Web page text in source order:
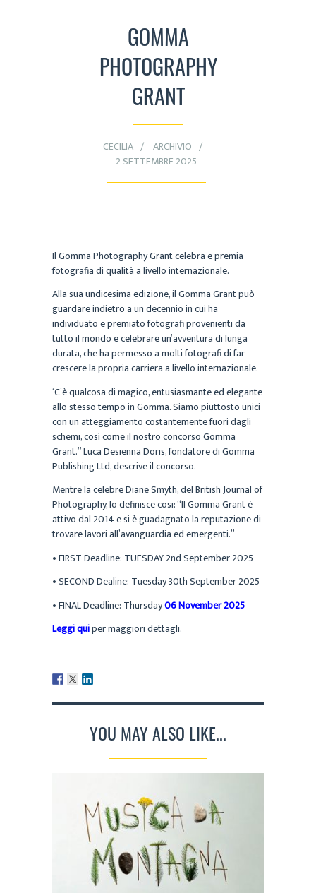
GOMMA
PHOTOGRAPHY
GRANT
CECILIA
ARCHIVIO
2 SETTEMBRE 2025
Il Gomma Photography Grantcelebra e premia
fotografia di qualità a livello internazionale.
Alla sua undicesima edizione, il Gomma Grant può
guardare indietro a un decennio in cui ha
individuato e premiato fotografi provenienti da
tutto il mondo e celebrare un’avventura di lunga
durata, che ha permesso a molti fotografi di far
crescere la propria carriera a livello internazionale.
‘C’è qualcosa di magico, entusiasmante ed elegante
allo stesso tempo in Gomma. Siamo piuttosto unici
con un atteggiamento costantemente fuori dagli
schemi, così come il nostro concorso Gomma
Grant.” Luca Desienna Doris, fondatore di Gomma
Publishing Ltd, descrive il concorso.
Mentre la celebre Diane Smyth, del British Journal of
Photography, lo definisce cosi: “Il Gomma Grant è
attivo dal 2014 e si è guadagnato la reputazione di
trovare lavori all’avanguardia ed emergenti.”
• FIRST Deadline: TUESDAY 2nd September 2025
• SECOND Dealine: Tuesday 30th September 2025
• FINAL Deadline: Thursday06 November 2025
Leggi quiper maggiori dettagli.
YOU MAY ALSO LIKE...